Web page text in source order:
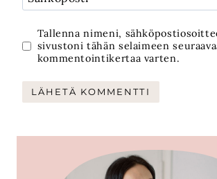
Tallenna nimeni,
sivustoni tähän selaimeen
kommentointikertaa varten.